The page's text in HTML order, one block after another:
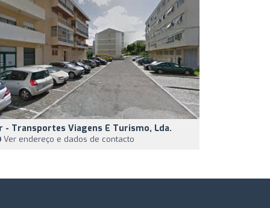
- Transportes Viagens E Turismo, Lda.
Ver endereço e dados de contacto